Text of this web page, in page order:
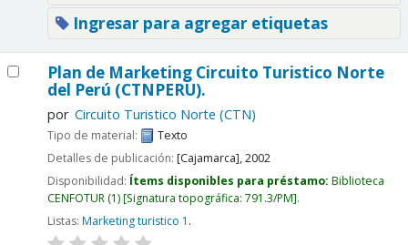
Ingresar para agregar etiquetas
Plan de Marketing Circuito Turistico Norte
del Perú (CTNPERU).
por Circuito Turistico Norte (CTN)
Tipo de material:
Texto
Detalles de publicación: [Cajamarca],2002
Disponibilidad: Ítems disponibles para préstamo: Biblioteca
CENFOTUR(1) Signatura topográfica: 791.3/PM .
Listas: Marketing turistico 1 .